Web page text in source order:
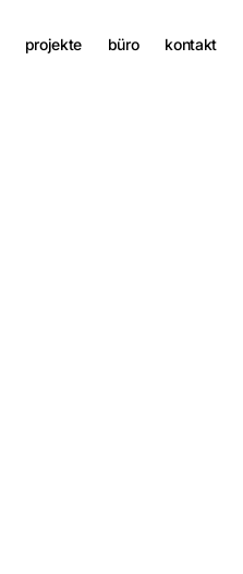
projekte büro kontakt